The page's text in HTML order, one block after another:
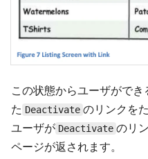
この状態からユーザがで
た Deactivate のリンクを
ユーザが Deactivate のリ
ページが返されます。